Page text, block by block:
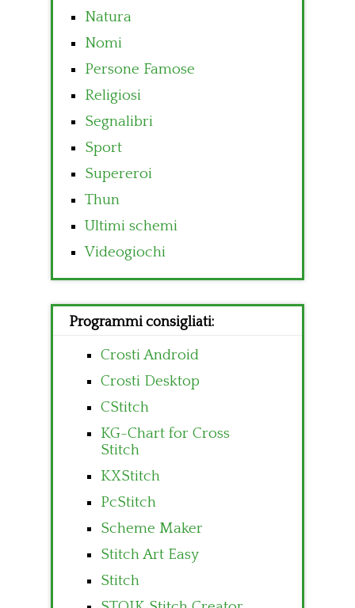
Natura
Nomi
Persone Famose
Religiosi
Segnalibri
Sport
Supereroi
Thun
Ultimi schemi
Videogiochi
Programmi consigliati:
Crosti Android
Crosti Desktop
CStitch
KG-Chart for Cross
Stitch
KXStitch
PcStitch
Scheme Maker
Stitch Art Easy
Stitch